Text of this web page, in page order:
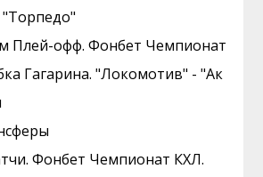
Плей-офф. Фонбет Чемпионат
Гагарина. "Локомотив" - "Ак
Фонбет Чемпионат КХЛ.